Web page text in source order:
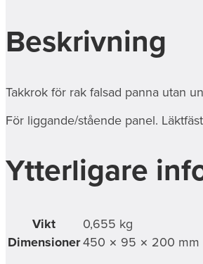
Beskrivning
Takkrok för rak falsad panna utan
För liggande/stående panel.
Ytterligare
Vikt
0,655 kg
Dimensioner450 × 95 × 200 mm